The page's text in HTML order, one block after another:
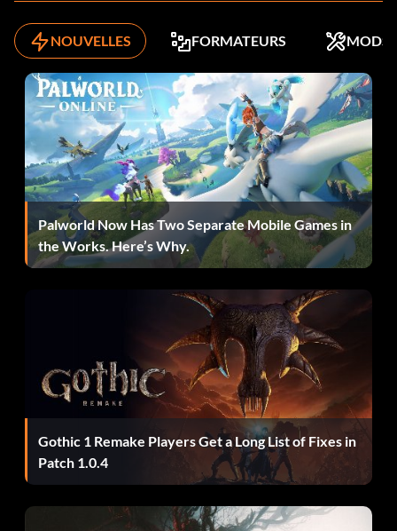
NOUVELLES FORMATEURS MODS
Palworld Now Has Two Separate Mobile Games in
the Works. Here’s Why.
Gothic 1 Remake Players Get a Long List of Fixes in
Patch 1.0.4